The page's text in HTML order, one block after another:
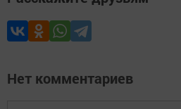
Нет комментариев